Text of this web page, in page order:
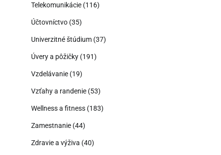
Telekomunikácie (116)
Účtovníctvo (35)
Univerzitné štúdium (37)
Úvery a pôžičky (191)
Vzdelávanie (19)
Vzťahy a randenie (53)
Wellness a fitness (183)
Zamestnanie (44)
Zdravie a výživa (40)